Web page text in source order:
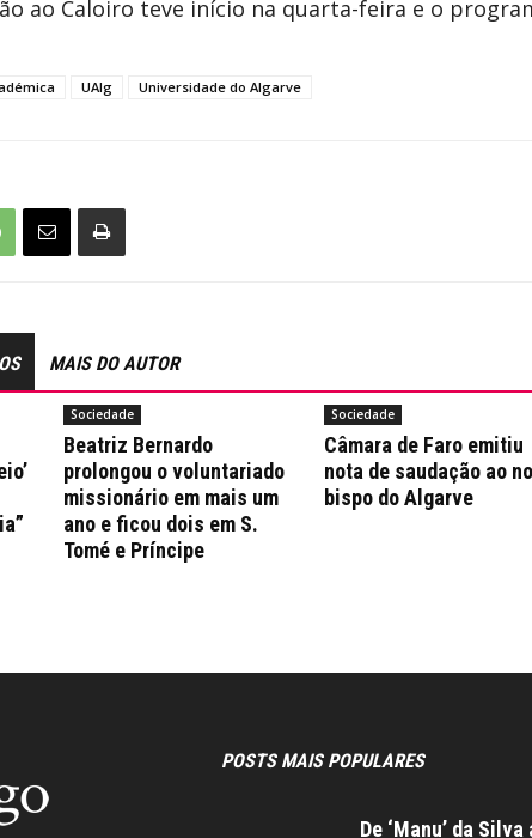
ao Caloiro teve início na quarta-feira e o
UAlg Universidade do Algarve
MAIS DO AUTOR
Sociedade
Beatriz Bernardo
prolongou o voluntariado
missionário em mais um
ano e ficou dois em S.
Tomé e Príncipe
Sociedade
Câmara de Faro emitiu
nota de saudação ao
bispo do Algarve
POSTS MAIS POPULARES
De ‘Manu’ da